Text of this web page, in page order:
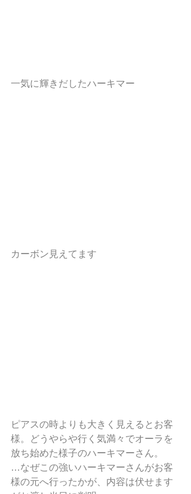
一気に輝きだしたハーキマー
カーボン見えてます
ピアスの時よりも大きく見えるとお客
様。どうやらや行く気満々でオーラを
放ち始めた様子のハーキマーさん。
…なぜこの強いハーキマーさんがお客
様の元へ行ったかが、内容は伏せます